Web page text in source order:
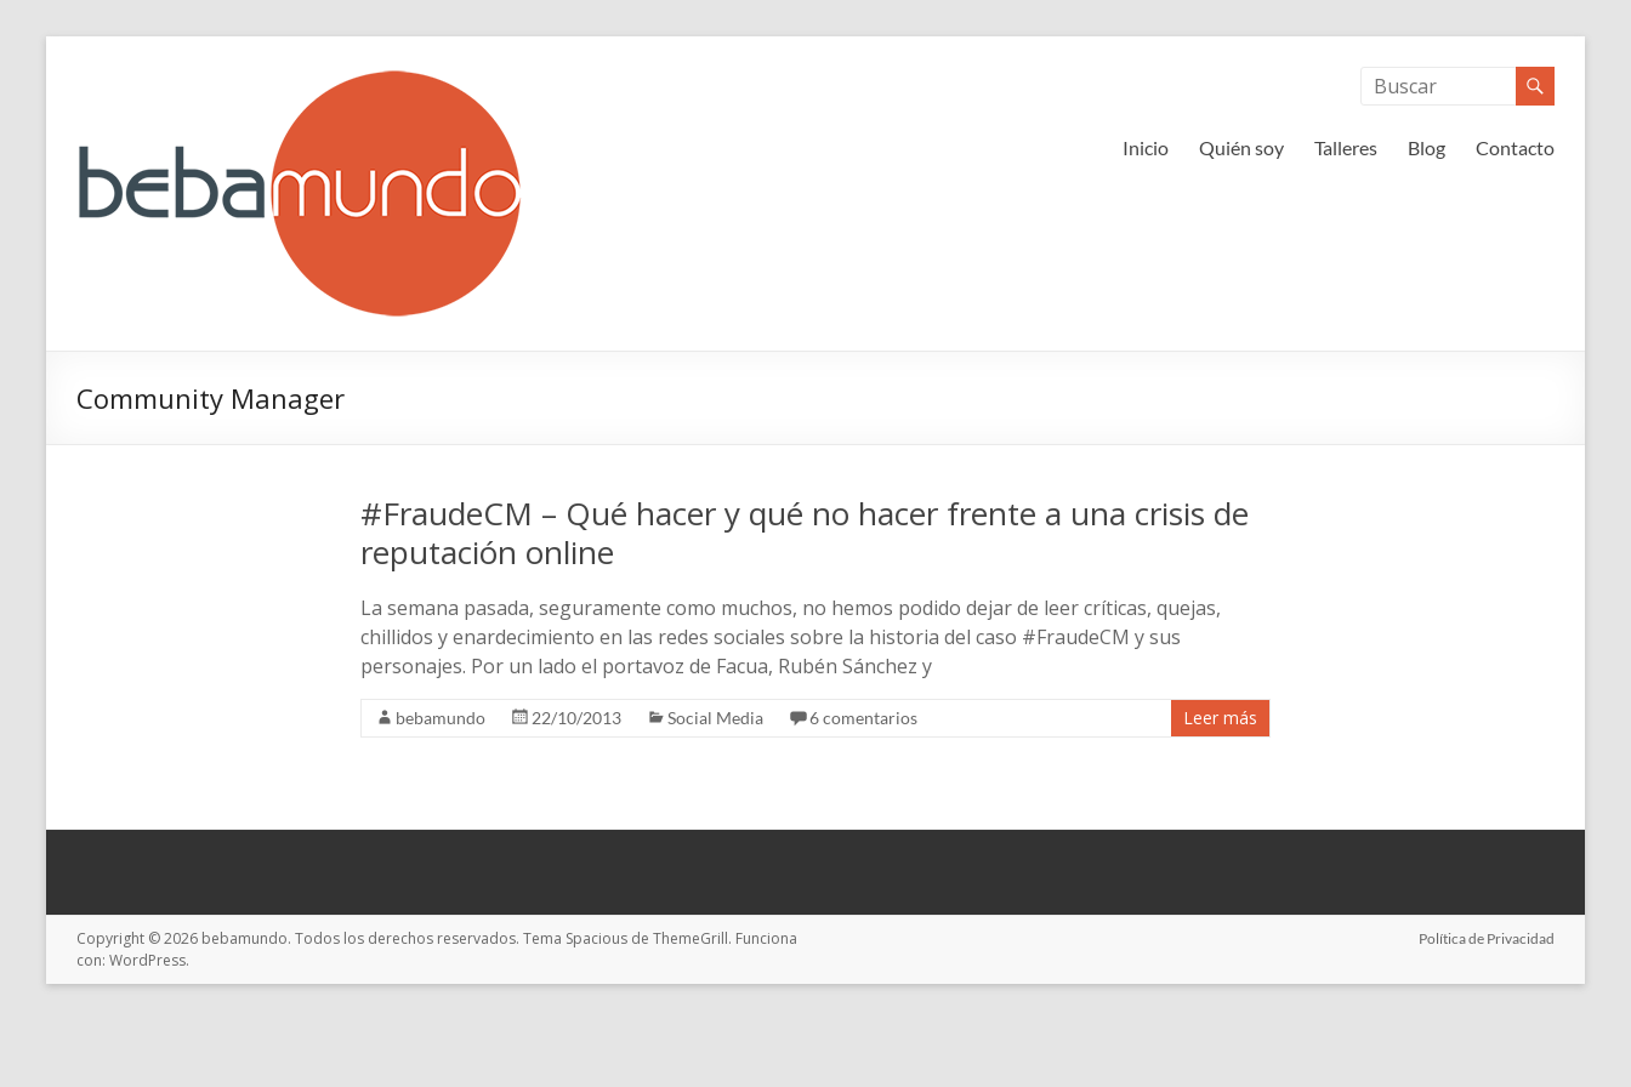
Inicio Quién soy Talleres Blog Contacto
Community Manager
#FraudeCM – Qué hacer y qué no hacer frente a una crisis de
reputación online
La semana pasada, seguramente como muchos, no hemos podido dejar de leer críticas, quejas,
chillidos y enardecimiento en las redes sociales sobre la historia del caso #FraudeCM y sus
personajes. Por un lado el portavoz de Facua, Rubén Sánchez y
bebamundo 22/10/2013 Social Media 6 comentarios Leer más
Copyright © 2026 bebamundo. Todos los derechos reservados. Tema Spacious de ThemeGrill. Funciona
con: WordPress.
Política de Privacidad